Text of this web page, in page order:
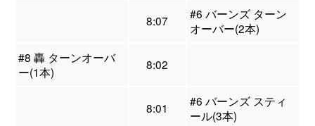
8:07
#6 バーンズ ターン
オーバー(2本)
#8 轟 ターンオーバ
ー(1本)
8:02
8:01
#6 バーンズ スティ
ール(3本)